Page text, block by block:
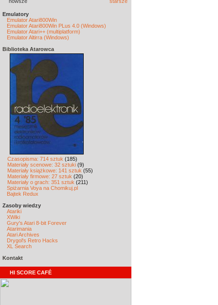
Emulatory
Emulator Atari800Win
Emulator Atari800Win PLus 4.0 (Windows)
Emulator Atari++ (multiplatform)
Emulator Altirra (Windows)
Biblioteka Atarowca
Czasopisma: 714 sztuk (185)
Materiały scenowe: 32 sztuki (9)
Materiały książkowe: 141 sztuk (55)
Materiały firmowe: 27 sztuk (20)
Materiały o grach: 351 sztuk (211)
Spiżarnia Voya na Chomikuj.pl
Bajtek Redux
Zasoby wiedzy
Atariki
XWiki
Gury's Atari 8-bit Forever
Atarimania
Atari Archives
Drygol's Retro Hacks
XL Search
Kontakt
HI SCORE CAFÉ